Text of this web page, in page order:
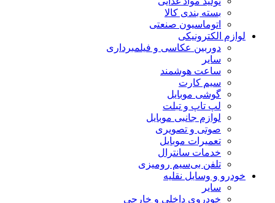
بسته بندی کالا
اتوماسیون صنعتی
لوازم الکترونیکی
دوربین عکاسی و فیلمبرداری
سایر
ساعت هوشمند
سیم کارت
گوشی موبایل
لپ تاپ و تبلت
لوازم جانبی موبایل
صوتی و تصویری
تعمیرات موبایل
خدمات سانترال
تلفن بی‌سیم رومیزی
خودرو و وسایل نقلیه
سایر
خودروی داخلی و خارجی